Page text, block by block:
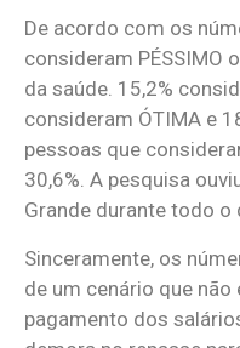
De acordo com os
consideram PÉSSIMO
da saúde. 15,2%
consideram ÓTIMA e
pessoas que
30,6%. A pesquisa
Grande durante todo o
Sinceramente, os
de um cenário que
pagamento dos